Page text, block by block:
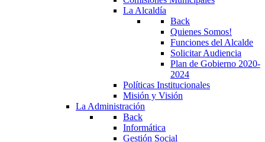
La Alcaldía
Back
Quienes Somos!
Funciones del Alcalde
Solicitar Audiencia
Plan de Gobierno 2020-
2024
Políticas Institucionales
Misión y Visión
La Administración
Back
Informática
Gestión Social